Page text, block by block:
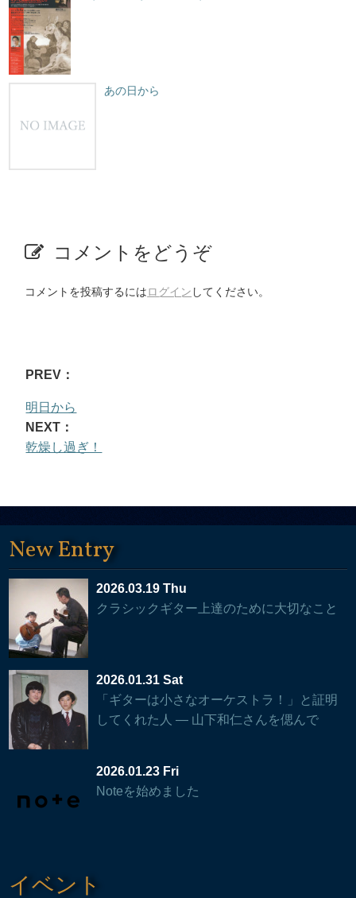
あの日から
コメントをどうぞ
コメントを投稿するにはログイン してください。
PREV：
明日から
NEXT：
乾燥し過ぎ！
New Entry
2026.03.19 Thu
クラシックギター上達のために大切なこと
2026.01.31 Sat
「ギターは小さなオーケストラ！」と証明
してくれた人 — 山下和仁さんを偲んで
2026.01.23 Fri
Noteを始めました
イベント